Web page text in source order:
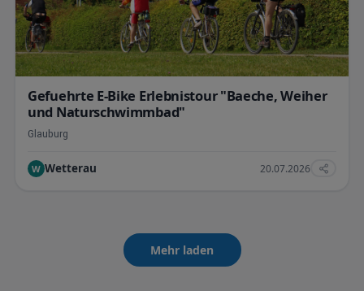
Gefuehrte E-Bike Erlebnistour "Baeche, Weiher
und Naturschwimmbad"
Glauburg
W Wetterau 20.07.2026
Mehr laden